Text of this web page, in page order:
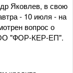
Яковлев, в свою
- 10 июля - на
вопрос о
"ФОР-КЕР-ЕП".